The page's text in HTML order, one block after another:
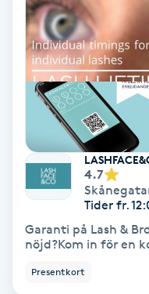
Fransborttagning
Fransfärgning
Fransförlängning
Fransförlängning
Fransförlängning Volym
Fransk manikyr
Fransrengöring
4.7
Tider fr.
Garanti på Lash &
nöjd?Kom in för en
Presentkort